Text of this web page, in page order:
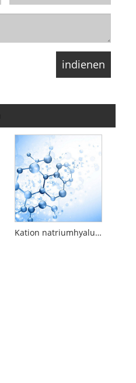
Kation natriumhyaluronaat